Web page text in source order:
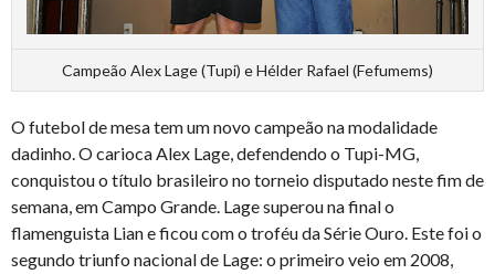
Campeão Alex Lage (Tupi) e Hélder Rafael (Fefumems)
O futebol de mesa tem um novo campeão na modalidade
dadinho. O carioca Alex Lage, defendendo o Tupi-MG,
conquistou o título brasileiro no torneio disputado neste fim de
semana, em Campo Grande. Lage superou na final o
flamenguista Lian e ficou com o troféu da Série Ouro. Este foi o
segundo triunfo nacional de Lage: o primeiro veio em 2008,